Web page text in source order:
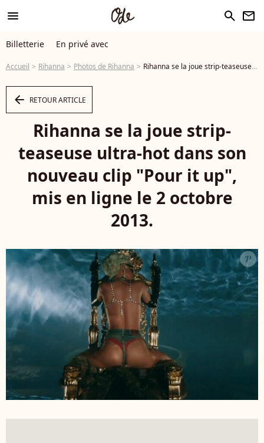
menu search newsletter
Billetterie En privé avec
Accueil Rihanna Photos de Rihanna Rihanna se la joue strip-teaseuse ultra-hot dans son nouveau clip "Pour it up", mis en ligne le 2 octobre 2013. - Photo
arrow_left RETOUR ARTICLE
Rihanna se la joue strip-
teaseuse ultra-hot dans son
nouveau clip "Pour it up",
mis en ligne le 2 octobre
2013.